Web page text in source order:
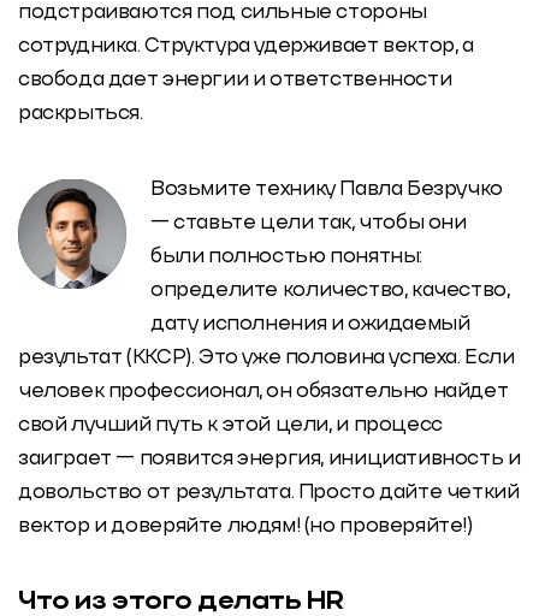
подстраиваются под сильные стороны
сотрудника. Структура удерживает вектор, а
свобода дает энергии и ответственности
раскрыться.
Возьмите технику Павла Безручко
— ставьте цели так, чтобы они
были полностью понятны:
определите количество, качество,
дату исполнения и ожидаемый
результат (ККСР). Это уже половина успеха. Если
человек профессионал, он обязательно найдет
свой лучший путь к этой цели, и процесс
заиграет — появится энергия, инициативность и
довольство от результата. Просто дайте четкий
вектор и доверяйте людям! (но проверяйте!)
Что из этого делать HR